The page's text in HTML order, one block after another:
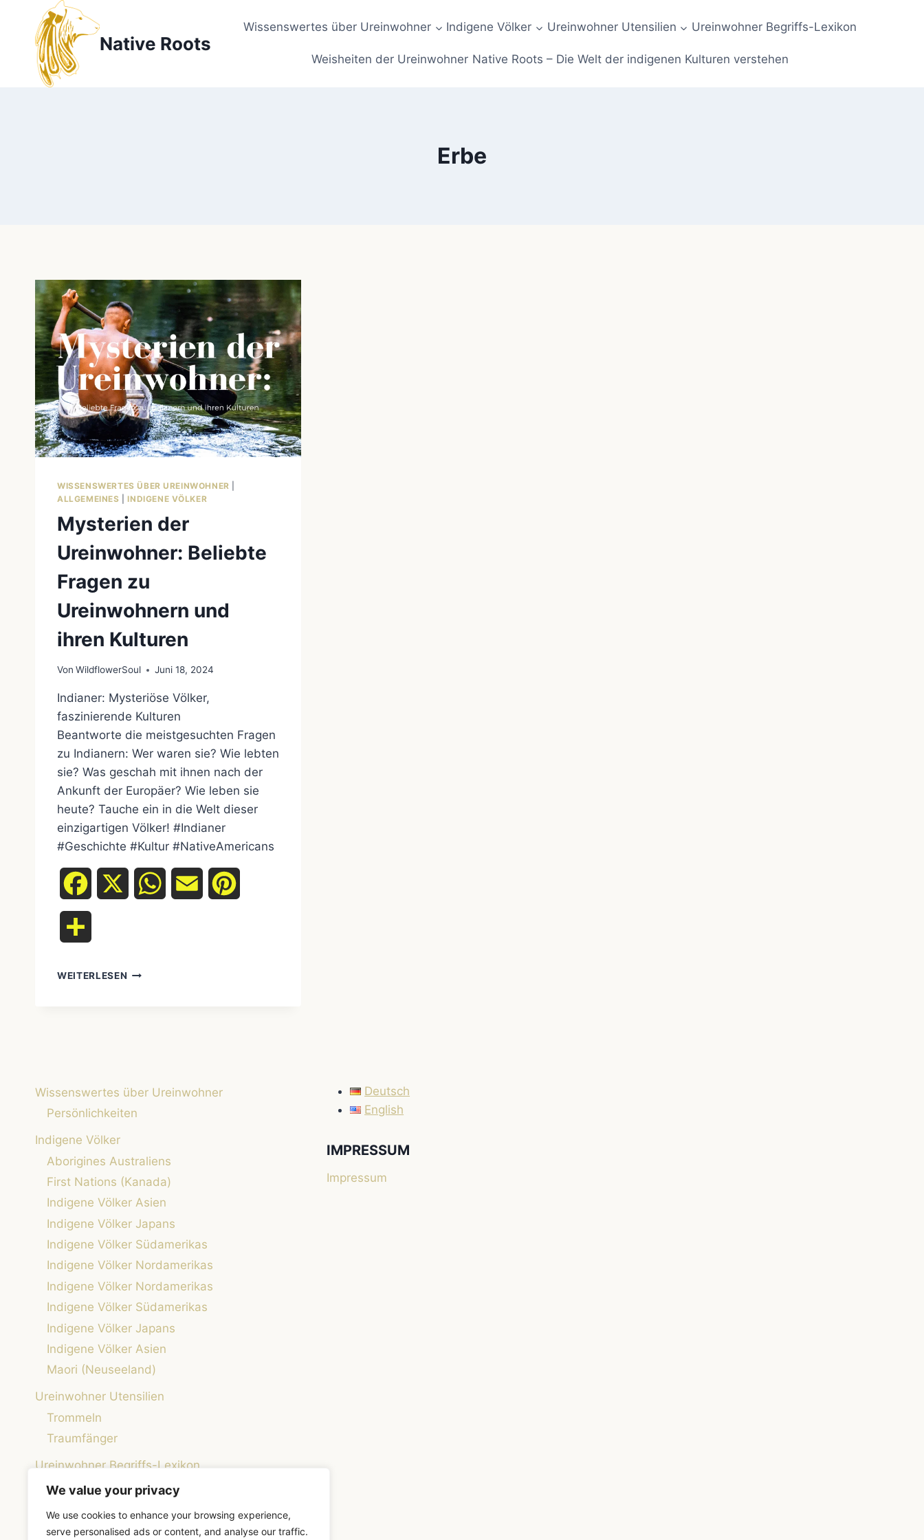
We value your privacy
We use cookies to enhance your browsing experience,
serve personalised ads or content, and analyse our traffic.
springen
Native Roots
Wissenswertes über Ureinwohner Indigene Völker Ureinwohner Utensilien Ureinwohner Begriffs-Lexikon
Weisheiten der Ureinwohner Native Roots – Die Welt der indigenen Kulturen verstehen
Erbe
WISSENSWERTES ÜBER UREINWOHNER
ALLGEMEINES |INDIGENE VÖLKER
Mysterien der
Ureinwohner: Beliebte
Fragen zu
Ureinwohnern und
ihren Kulturen
Von WildflowerSoul Juni 18, 2024
Indianer: Mysteriöse Völker,
faszinierende Kulturen
Beantworte die meistgesuchten Fragen
zu Indianern: Wer waren sie? Wie lebten
sie? Was geschah mit ihnen nach der
Ankunft der Europäer? Wie leben sie
heute? Tauche ein in die Welt dieser
einzigartigen Völker! #Indianer
#Geschichte #Kultur #NativeAmericans
Facebook WhatsAppEmail
WEITERLESEN MYSTERIEN
IHREN
Wissenswertes über Ureinwohner
Persönlichkeiten
Indigene Völker
Aborigines Australiens
First Nations (Kanada)
Indigene Völker Asien
Indigene Völker Japans
Indigene Völker Südamerikas
Indigene Völker Nordamerikas
Indigene Völker Nordamerikas
Indigene Völker Südamerikas
Indigene Völker Japans
Indigene Völker Asien
Maori (Neuseeland)
Ureinwohner Utensilien
Trommeln
Traumfänger
Ureinwohner Begriffs-Lexikon
Weisheiten der Ureinwohner
Deutsch
English
IMPRESSUM
Impressum